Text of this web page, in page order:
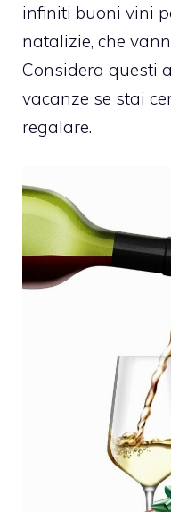
infiniti buoni vini
natalizie, che
Considera questi
vacanze se stai
regalare.